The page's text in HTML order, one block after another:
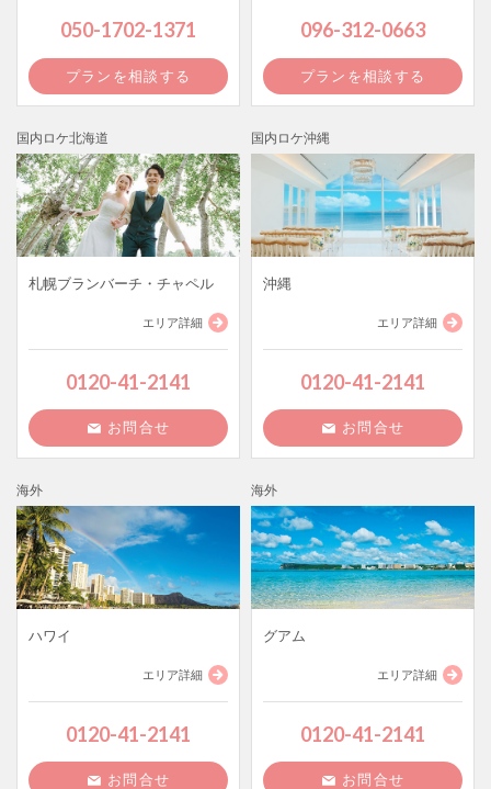
050-1702-1371
プランを相談する
096-312-0663
プランを相談する
国内ロケ北海道
札幌ブランバーチ・チャペル
エリア詳細
0120-41-2141
お問合せ
国内ロケ沖縄
沖縄
エリア詳細
0120-41-2141
お問合せ
海外
ハワイ
エリア詳細
0120-41-2141
お問合せ
海外
グアム
エリア詳細
0120-41-2141
お問合せ